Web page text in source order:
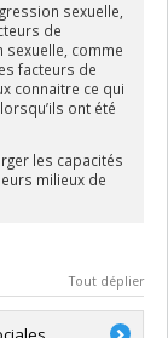
sexuelle,
de
sexuelle, comme
facteurs de
connaitre ce qui
ont été
les capacités
milieux de
Tout déplier